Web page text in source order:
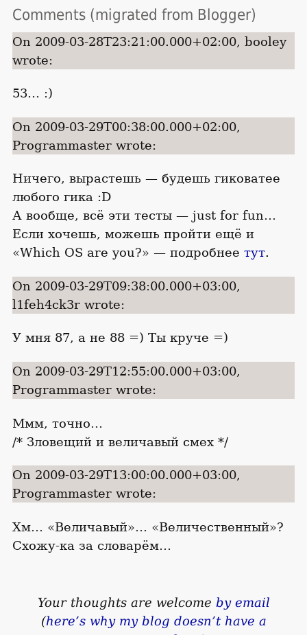
Comments (migrated from Blogger)
On 2009-03-28T23:21:00.000+02:00, booley
wrote:
53… :)
On 2009-03-29T00:38:00.000+02:00,
Programmaster wrote:
Ничего, вырастешь — будешь гиковатее
любого гика :D
А вообще, всё эти тесты — just for fun…
Если хочешь, можешь пройти ещё и
«Which OS are you?» — подробнее тут.
On 2009-03-29T09:38:00.000+03:00,
l1feh4ck3r wrote:
У мня 87, а не 88 =) Ты круче =)
On 2009-03-29T12:55:00.000+03:00,
Programmaster wrote:
Ммм, точно…
/* Зловещий и величавый смех */
On 2009-03-29T13:00:00.000+03:00,
Programmaster wrote:
Хм… «Величавый»… «Величественный»?
Схожу-ка за словарём…
Your thoughts are welcome by email
(here’s why my blog doesn’t have a